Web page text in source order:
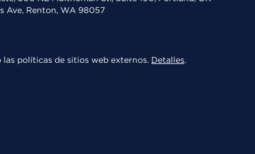
Ave, Renton, WA 98057
las políticas de sitios web externos. Detalles.